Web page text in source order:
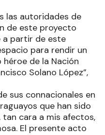
las autoridades de
de este proyecto
a partir de este
para rendir un
de la Nación
Solano López”,
sus connacionales en
que han sido
cara a mis afectos,
El presente acto